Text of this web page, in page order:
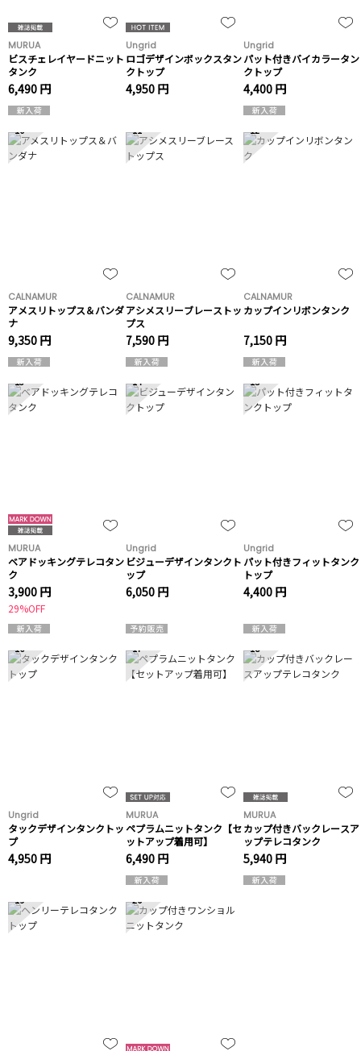
MURUA
ビスチェレイヤードニット
タンク
6,490 円
Ungrid
ロゴデザインボックスタン
クトップ
4,950 円
Ungrid
パット付きバイカラータン
クトップ
4,400 円
10
CALNAMUR
アメスリトップス＆バンダ
ナ
9,350 円
11
CALNAMUR
アシメスリーブレーストッ
プス
7,590 円
12
CALNAMUR
カップインリボンタンク
7,150 円
13
MURUA
ベアドッキングテレコタン
ク
3,900 円
29%OFF
14
Ungrid
ビジューデザインタンクト
ップ
6,050 円
15
Ungrid
パット付きフィットタンク
トップ
4,400 円
16
Ungrid
タックデザインタンクトッ
プ
4,950 円
17
MURUA
ペプラムニットタンク【セ
ットアップ着用可】
6,490 円
18
MURUA
カップ付きバックレースア
ップテレコタンク
5,940 円
19 20